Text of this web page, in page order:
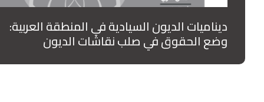
ديناميات الديون السيادية في المنطقة العربية:
وضع الحقوق في صلب نقاشات الديون